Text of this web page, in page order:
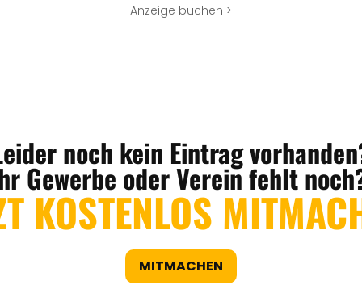
Anzeige buchen >
noch kein Eintrag
Gewerbe oder Verein fehlt
KOSTENLOS
MITMACHEN